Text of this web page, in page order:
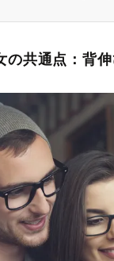
の共通点：背